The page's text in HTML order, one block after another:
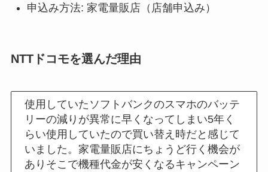
申込み方法: 家電量販店（店舗申込み）
NTTドコモを選んだ理由
使用していたソフトバンクのスマホのバッテ
リーの減りが異常に早くなってしまい5年く
らい使用していたので買い替え時だと感じて
いました。家電量販店にちょうど行く機会が
ありそこで機種代金が安くなるキャンペーン